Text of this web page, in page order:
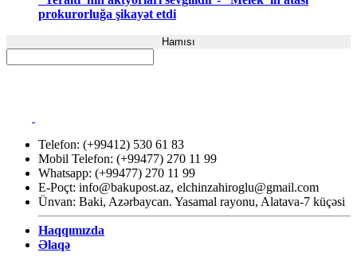
prokurorluğa şikayət etdi
Hamısı
Telefon: (+99412) 530 61 83
Mobil Telefon: (+99477) 270 11 99
Whatsapp: (+99477) 270 11 99
E-Poçt: info@bakupost.az, elchinzahiroglu@gmail.com
Ünvan: Baki, Azərbaycan. Yasamal rayonu, Alatava-7 küçəsi
Haqqımızda
Əlaqə